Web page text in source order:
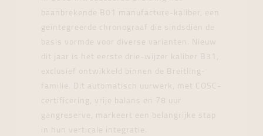
baanbrekende B01 manufacture-kaliber, een
geïntegreerde chronograaf die sindsdien de
basis vormde voor diverse varianten. Nieuw
dit jaar is het eerste drie-wijzer kaliber B31,
exclusief ontwikkeld binnen de Breitling-
familie. Dit automatisch uurwerk, met COSC-
certificering, vrije balans en 78 uur
gangreserve, markeert een belangrijke stap
in hun verticale integratie.